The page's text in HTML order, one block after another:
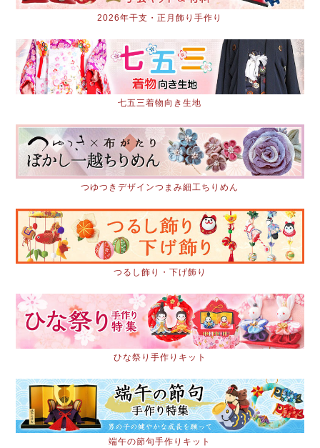
2026年干支・正月飾り手作り
七五三着物向き生地
つゆつきデザインつまみ細工ちりめん
つるし飾り・下げ飾り
ひな祭り手作りキット
端午の節句手作りキット